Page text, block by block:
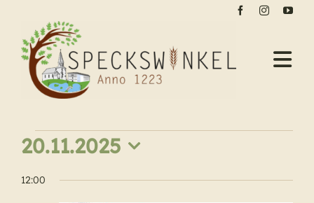
springen
Dorfleben
Veranstaltungen
für
20.11.2025
Datum
wählen.
12:00